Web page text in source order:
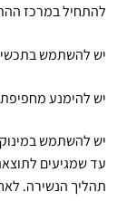
להתחיל במרכז
יש להשתמש
יש להימנע
יש להשתמש
עד שמגיעים
תהליך הנשירה.